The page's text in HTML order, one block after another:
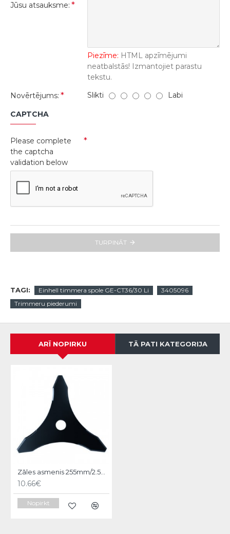
Jūsu atsauksme:
Piezīme: HTML apzīmējumi
neatbalstās! Izmantojiet parastu
tekstu.
Novērtējums:
Slikti Labi
CAPTCHA
Please complete
the captcha
validation below
TURPINĀT
TAGI: Einhell timmera spole GE-CT36/30 Li
3405096
Trimmeru piederumi
ARĪ NOPIRKU TĀ PATI KATEGORIJA
Zāles asmenis 255mm/2.5mm/25.4mm
10.66€
Nopirkt